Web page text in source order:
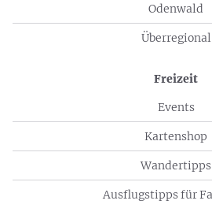
Odenwald
Überregional
Freizeit
Events
Kartenshop
Wandertipps
Ausflugstipps für